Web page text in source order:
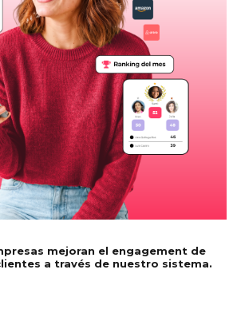
mejoran el engagement de
a través de nuestro sistema.